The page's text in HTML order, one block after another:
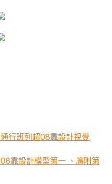
行班列超08靠設計視覺
靠設計模型第一 、廣附第